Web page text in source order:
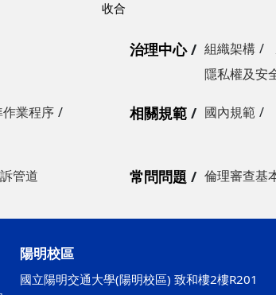
治理中心 組織架構
隱私權及安
業程序
相關規範 國內規範
管道 常問問題 倫理審查基
陽明校區
國立陽明交通大學(陽明校區) 致和樓2樓R201